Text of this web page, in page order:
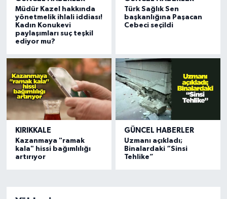
Müdür Kazel hakkında
yönetmelik ihlali iddiası!
Kadın Konukevi
paylaşımları suç teşkil
ediyor mu?
Türk Sağlık Sen
başkanlığına Paşacan
Cebeci seçildi
KIRIKKALE
Kazanmaya "ramak
kala" hissi bağımlılığı
artırıyor
GÜNCEL HABERLER
Uzmanı açıkladı;
Binalardaki “Sinsi
Tehlike”